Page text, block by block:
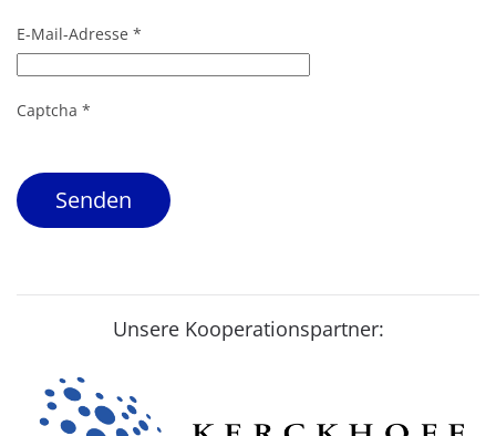
E-Mail-Adresse *
Captcha *
Senden
Unsere Kooperationspartner: